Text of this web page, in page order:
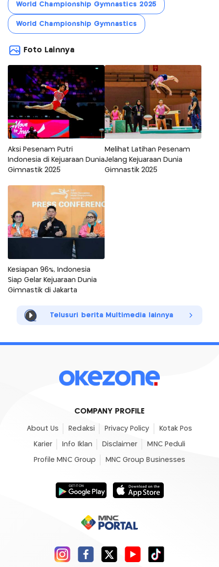
World Championship Gymnastics 2025
World Championship Gymnastics
Foto Lainnya
Aksi Pesenam Putri
Indonesia di Kejuaraan Dunia
Gimnastik 2025
Melihat Latihan Pesenam
Jelang Kejuaraan Dunia
Gimnastik 2025
Kesiapan 96%, Indonesia
Siap Gelar Kejuaraan Dunia
Gimnastik di Jakarta
Telusuri berita Multimedia lainnya
COMPANY PROFILE
About Us Redaksi Privacy Policy Kotak Pos
Karier Info Iklan Disclaimer MNC Peduli
Profile MNC Group MNC Group Businesses